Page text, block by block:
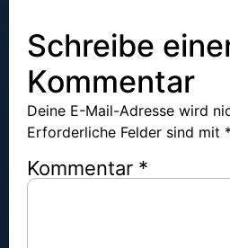
Schreibe
Kommentar
Deine E-Mail-Adresse wird
Erforderliche Felder sind mit *
Kommentar *